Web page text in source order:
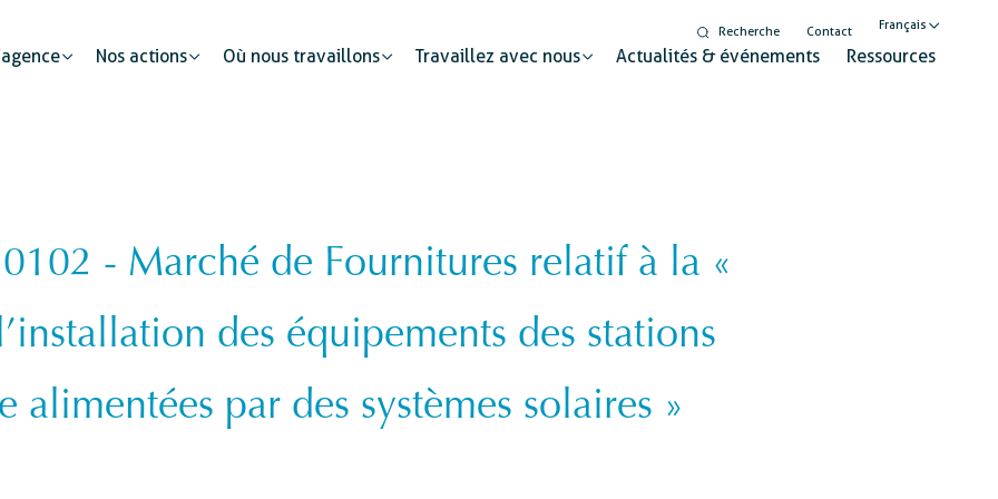
Recherche Contact Français
English
Partenariats publics
Le secteur privé : un catalyseur pour un changement durable
Nos actions
Développement urbain
Sécurité
Etat civil
Digitalisation
inclusion
Où nous travaillons Travaillez avec nous Actualités & événements Ressources
- Marché de Fournitures relatif à la «
des équipements des stations
alimentées par des systèmes solaires »